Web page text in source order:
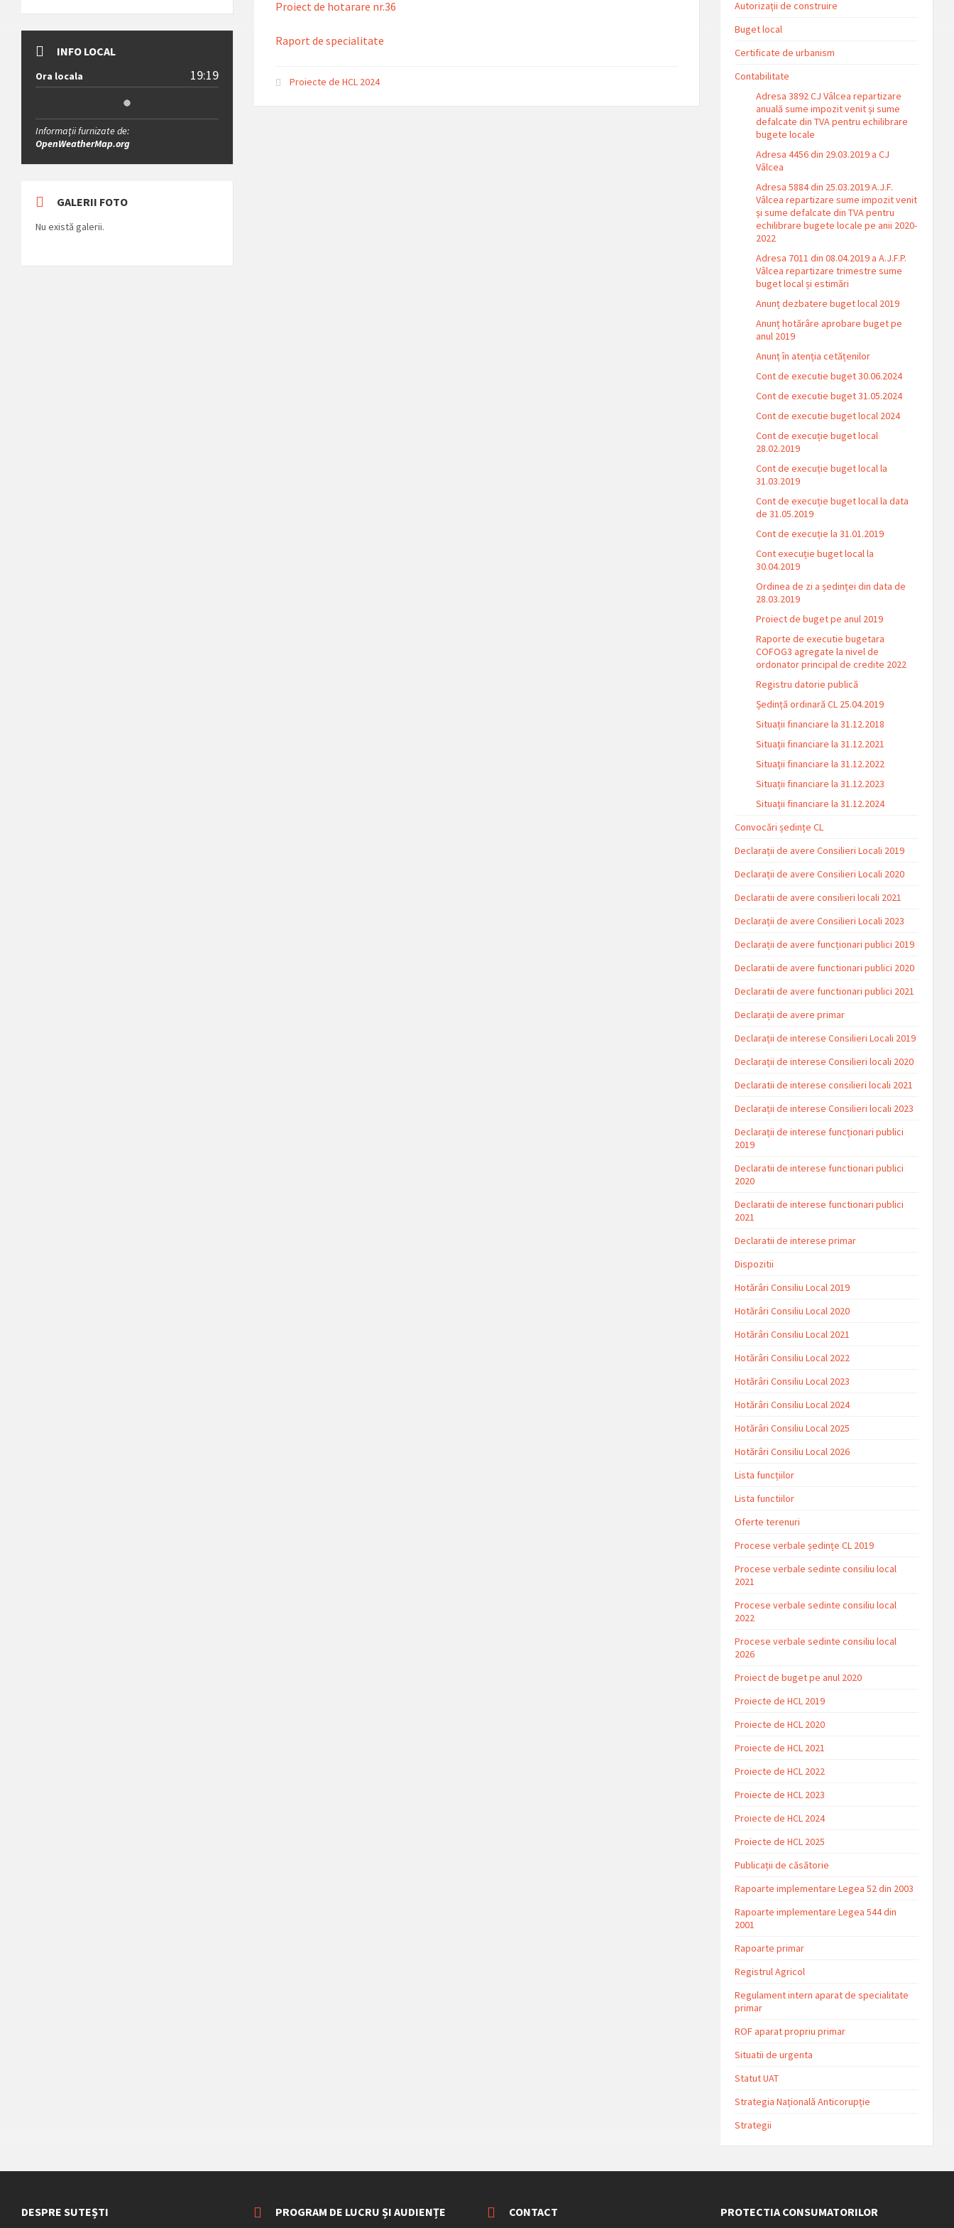
Proiect de hotarare nr.36
Raport de specialitate
Proiecte de HCL 2024
INFO LOCAL
Ora locala 19:19
Informații furnizate de:
OpenWeatherMap.org
GALERII FOTO
Nu există galerii.
Autorizații de construire
Buget local
Certificate de urbanism
Contabilitate
Adresa 3892 CJ Vâlcea repartizare
anuală sume impozit venit și sume
defalcate din TVA pentru echilibrare
bugete locale
Adresa 4456 din 29.03.2019 a CJ
Vâlcea
Adresa 5884 din 25.03.2019 A.J.F.
Vâlcea repartizare sume impozit venit
și sume defalcate din TVA pentru
echilibrare bugete locale pe anii 2020-
2022
Adresa 7011 din 08.04.2019 a A.J.F.P.
Vâlcea repartizare trimestre sume
buget local și estimări
Anunț dezbatere buget local 2019
Anunț hotărâre aprobare buget pe
anul 2019
Anunț în atenția cetățenilor
Cont de executie buget 30.06.2024
Cont de executie buget 31.05.2024
Cont de executie buget local 2024
Cont de execuție buget local
28.02.2019
Cont de execuție buget local la
31.03.2019
Cont de execuție buget local la data
de 31.05.2019
Cont de execuție la 31.01.2019
Cont execuție buget local la
30.04.2019
Ordinea de zi a ședinței din data de
28.03.2019
Proiect de buget pe anul 2019
Raporte de executie bugetara
COFOG3 agregate la nivel de
ordonator principal de credite 2022
Registru datorie publică
Ședință ordinară CL 25.04.2019
Situații financiare la 31.12.2018
Situaţii financiare la 31.12.2021
Situaţii financiare la 31.12.2022
Situații financiare la 31.12.2023
Situaţii financiare la 31.12.2024
Convocări ședințe CL
Declarații de avere Consilieri Locali 2019
Declarații de avere Consilieri Locali 2020
Declaratii de avere consilieri locali 2021
Declarații de avere Consilieri Locali 2023
Declarații de avere funcționari publici 2019
Declaratii de avere functionari publici 2020
Declaratii de avere functionari publici 2021
Declarații de avere primar
Declarații de interese Consilieri Locali 2019
Declarații de interese Consilieri locali 2020
Declaratii de interese consilieri locali 2021
Declarații de interese Consilieri locali 2023
Declarații de interese funcționari publici
2019
Declaratii de interese functionari publici
2020
Declaratii de interese functionari publici
2021
Declaratii de interese primar
Dispozitii
Hotărâri Consiliu Local 2019
Hotărâri Consiliu Local 2020
Hotărâri Consiliu Local 2021
Hotărâri Consiliu Local 2022
Hotărâri Consiliu Local 2023
Hotărâri Consiliu Local 2024
Hotărâri Consiliu Local 2025
Hotărâri Consiliu Local 2026
Lista funcțiilor
Lista functiilor
Oferte terenuri
Procese verbale ședințe CL 2019
Procese verbale sedinte consiliu local
2021
Procese verbale sedinte consiliu local
2022
Procese verbale sedinte consiliu local
2026
Proiect de buget pe anul 2020
Proiecte de HCL 2019
Proiecte de HCL 2020
Proiecte de HCL 2021
Proiecte de HCL 2022
Proiecte de HCL 2023
Proiecte de HCL 2024
Proiecte de HCL 2025
Publicații de căsătorie
Rapoarte implementare Legea 52 din 2003
Rapoarte implementare Legea 544 din
2001
Rapoarte primar
Registrul Agricol
Regulament intern aparat de specialitate
primar
ROF aparat propriu primar
Situatii de urgenta
Statut UAT
Strategia Națională Anticorupție
Strategii
DESPRE SUTEȘTI PROGRAM DE LUCRU ȘI AUDIENȚE CONTACT PROTECTIA CONSUMATORILOR